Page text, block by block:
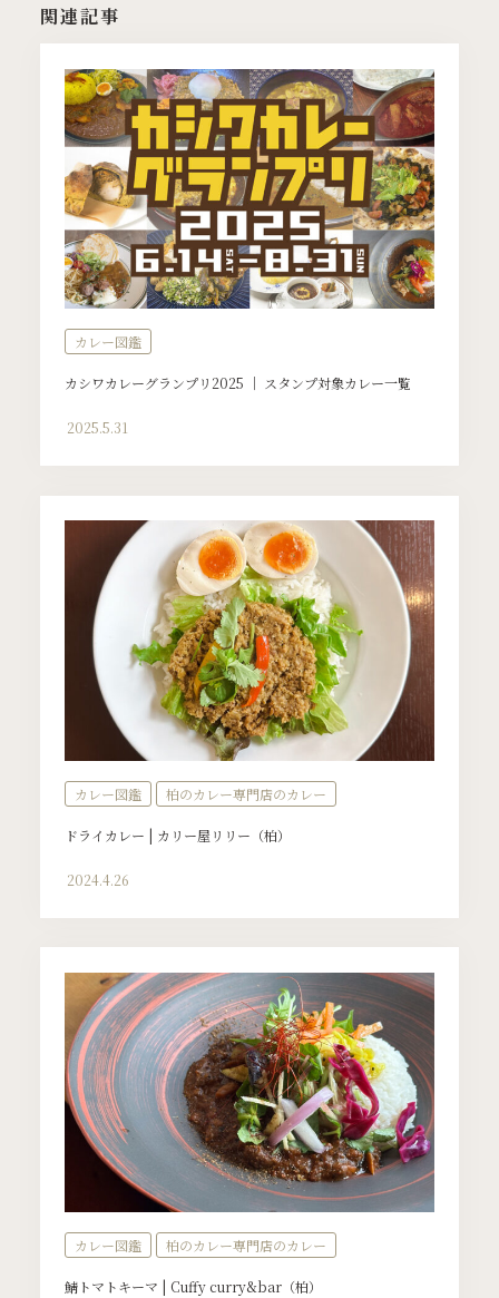
関連記事
カレー図鑑
カシワカレーグランプリ2025 ｜ スタンプ対象カレー一覧
2025.5.31
カレー図鑑 柏のカレー専門店のカレー
ドライカレー | カリー屋リリー（柏）
2024.4.26
カレー図鑑 柏のカレー専門店のカレー
鯖トマトキーマ | Cuffy curry&bar（柏）